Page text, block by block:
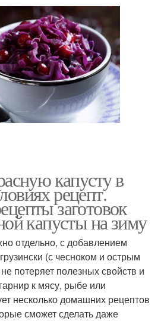
капусту в
рецепт.
заготовок
капусты на зиму
отдельно, с добавлением
(с чесноком и острым
потеряет полезных свойств и
к мясу, рыбе или
несколько домашних рецептов
сможет сделать даже